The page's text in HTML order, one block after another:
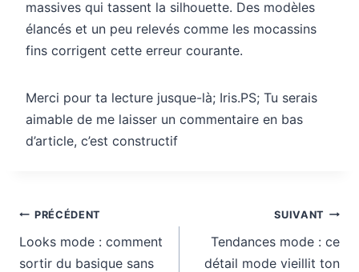
massives qui tassent la silhouette. Des modèles
élancés et un peu relevés comme les mocassins
fins corrigent cette erreur courante.
Merci pour ta lecture jusque-là; Iris.PS; Tu serais
aimable de me laisser un commentaire en bas
d’article, c’est constructif
Navigation
de
l’article
PRÉCÉDENT
Looks mode : comment
sortir du basique sans
SUIVANT
Tendances mode : ce
détail mode vieillit ton